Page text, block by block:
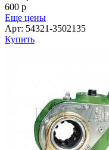
600 p
Еще цены
Арт: 54321-3502135
Купить